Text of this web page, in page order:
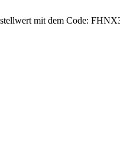
mit dem Code: